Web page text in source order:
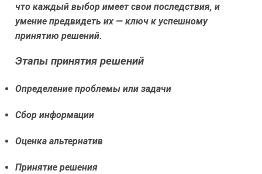
что каждый выбор имеет свои последствия, и
умение предвидеть их — ключ к успешному
принятию решений.
Этапы принятия решений
Определение проблемы или задачи
Сбор информации
Оценка альтернатив
Принятие решения